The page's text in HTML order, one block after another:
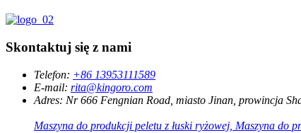
Skontaktuj się z nami
Telefon: +86 13953111589
E-mail: rita@kingoro.com
Adres: Nr 666 Fengnian Road, miasto Jinan, prowincja
Maszyna do produkcji peletu z łuski ryżowej, Maszyna do